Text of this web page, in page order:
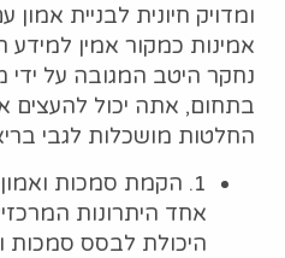
ומדויק חיונית לבניית
אמינות כמקור אמין למידע
נחקר היטב המגובה על ידי
בתחום, אתה יכול
החלטות מושכלות לגבי
1. הקמת סמכות ואמון:
אחד היתרונות
היכולת לבסס סמכות